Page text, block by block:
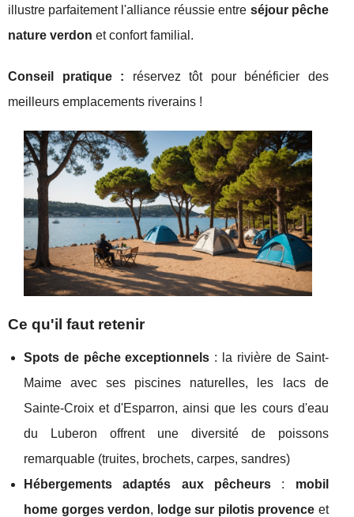
illustre parfaitement l'alliance réussie entre séjour pêche
nature verdon et confort familial.
Conseil pratique : réservez tôt pour bénéficier des
meilleurs emplacements riverains !
Ce qu'il faut retenir
Spots de pêche exceptionnels : la rivière de Saint-
Maime avec ses piscines naturelles, les lacs de
Sainte-Croix et d'Esparron, ainsi que les cours d'eau
du Luberon offrent une diversité de poissons
remarquable (truites, brochets, carpes, sandres)
Hébergements adaptés aux pêcheurs: mobil
home gorges verdon, lodge sur pilotis provence et